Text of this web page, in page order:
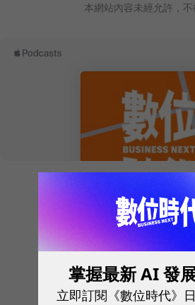
本網站內容未經允許，不
往下滑看下一篇文
掌握最新 AI 發
立即訂閱《數位時代》